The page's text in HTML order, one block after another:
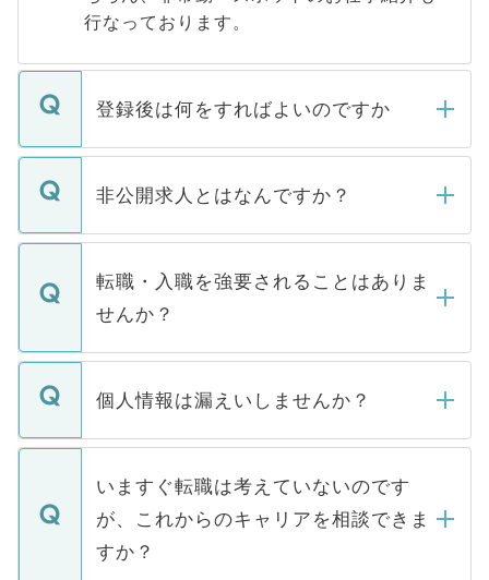
行なっております。
登録後は何をすればよいのですか
ご登録いただきましたら、弊社担当者がご
登録内容を確認し、その後メールもしくは
ます。通常、5営業日以内にはご連絡をせて
いただきますので、しばらくお待ちくださ
非公開求人とはなんですか？
マイナビDOCTORで取り扱っている求人の
うち約3割は、Webサイトからご覧いただ
けない「非公開求人」です。非公開求人は
下記の理由によって、一般には公開してい
ません。
■応募殺到を避けるため 人気のある医療機
関を公にしてしまうと、応募が殺到する場
に、医療機関が求める条件に合った人材の
みを人材紹介会社に依頼するケースが増え
ています。
転職・入職を強要されることはありま
せんか？
転職・入職を強要することは一切ありませ
ん。また、仮に応募先から内定をいただい
定を承諾する必要はありません。内定先へ
の辞退の連絡はキャリアパートナーが行い
個人情報は漏えいしませんか？
個人情報が漏えいすることはありませんの
で、ご安心ください。当サイトからの登録
などで収集したご登録者様の個人情報は、
ご本人のキャリアアップおよび転職活動の
支援を目的に使用いたします。お預かりし
いますぐ転職は考えていないのです
が、これからのキャリアを相談できま
すか？